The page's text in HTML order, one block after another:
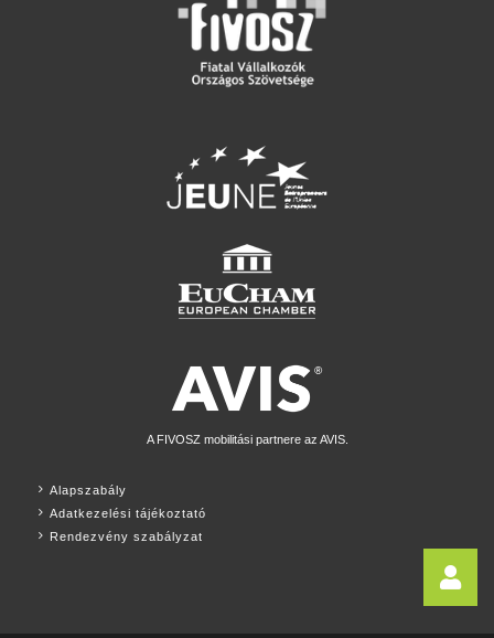
A FIVOSZ mobilitási partnere az AVIS.
Alapszabály
Adatkezelési tájékoztató
Rendezvény szabályzat